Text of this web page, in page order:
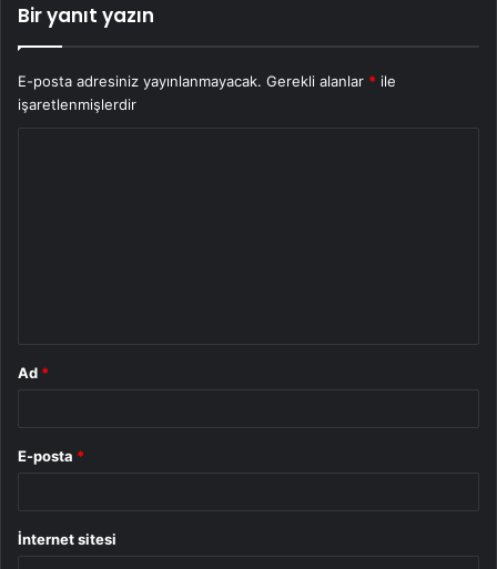
Bir yanıt yazın
E-posta adresiniz yayınlanmayacak. Gerekli alanlar * ile
işaretlenmişlerdir
Ad *
E-posta *
İnternet sitesi